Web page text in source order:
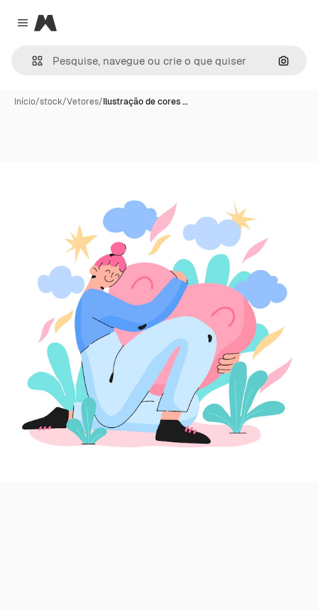
Close menu
Magnific
Início/stock/Vetores/Ilustração de cores …